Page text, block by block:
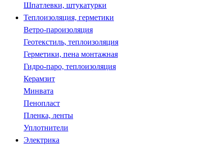
Шпатлевки, штукатурки
Теплоизоляция, герметики
Ветро-пароизоляция
Геотекстиль, теплоизоляция
Герметики, пена монтажная
Гидро-паро, теплоизоляция
Керамзит
Минвата
Пенопласт
Пленка, ленты
Уплотнители
Электрика